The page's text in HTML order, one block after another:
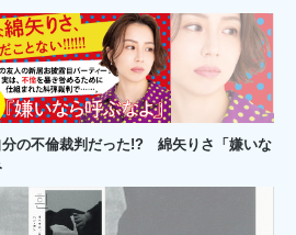
分の不倫裁判だった!? 綿矢りさ「嫌いな